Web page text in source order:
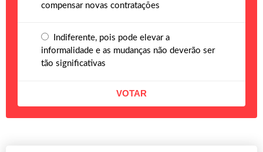
compensar novas contratações
Indiferente, pois pode elevar a
informalidade e as mudanças não deverão ser
tão significativas